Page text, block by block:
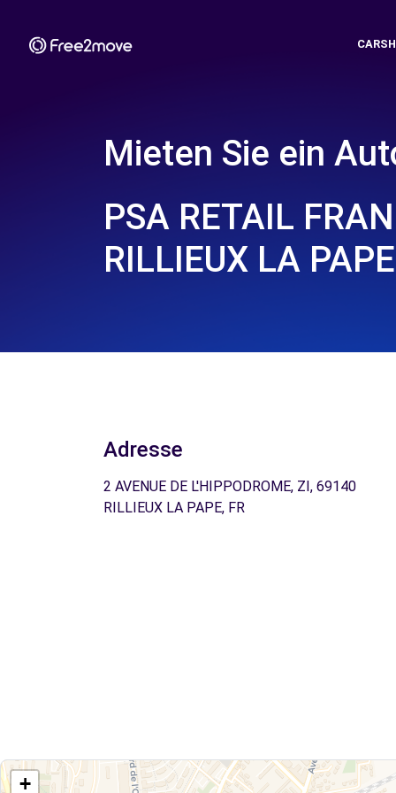
Mieten Sie ein
PSA RETAIL
RILLIEUX LA
Adresse
2 AVENUE DE L'HIPPODROME, ZI, 69140
RILLIEUX LA PAPE, FR
+